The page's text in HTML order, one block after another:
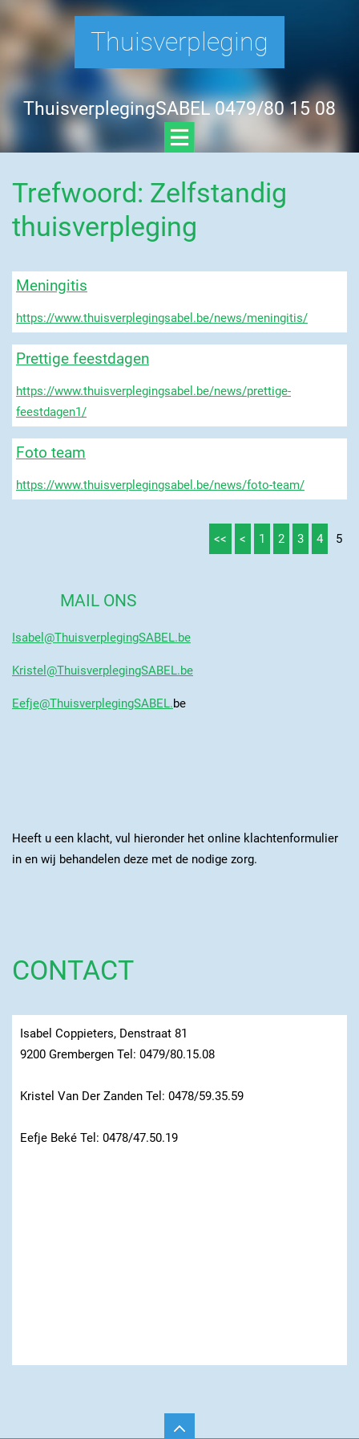
Thuisverpleging
ThuisverplegingSABEL 0479/80 15 08
Trefwoord: Zelfstandig
thuisverpleging
Meningitis
https://www.thuisverplegingsabel.be/news/meningitis/
Prettige feestdagen
https://www.thuisverplegingsabel.be/news/prettige-
feestdagen1/
Foto team
https://www.thuisverplegingsabel.be/news/foto-team/
<< < 1 2 3 4 5
MAIL ONS
Isabel@ThuisverplegingSABEL.be
Kristel@ThuisverplegingSABEL.be
Eefje@ThuisverplegingSABEL.be
Heeft u een klacht, vul hieronder het online klachtenformulier
in en wij behandelen deze met de nodige zorg.
CONTACT
Isabel Coppieters, Denstraat 81
9200 Grembergen Tel: 0479/80.15.08
Kristel Van Der Zanden Tel: 0478/59.35.59
Eefje Beké Tel: 0478/47.50.19